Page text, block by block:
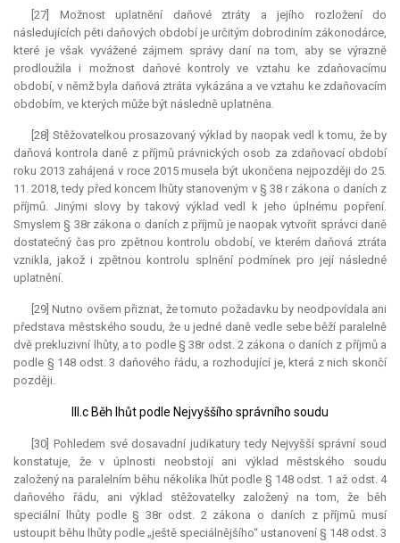
[27] Možnost uplatnění daňové ztráty a jejího rozložení do
následujících pěti daňových období je určitým dobrodiním zákonodárce,
které je však vyvážené zájmem správy daní na tom, aby se výrazně
prodloužila i možnost daňové kontroly ve vztahu ke zdaňovacímu
období, v němž byla daňová ztráta vykázána a ve vztahu ke zdaňovacím
obdobím, ve kterých může být následně uplatněna.
[28] Stěžovatelkou prosazovaný výklad by naopak vedl k tomu, že by
daňová kontrola daně z příjmů právnických osob za zdaňovací období
roku 2013 zahájená v roce 2015 musela být ukončena nejpozději do 25.
11. 2018, tedy před koncem lhůty stanoveným v § 38 r zákona o daních z
příjmů. Jinými slovy by takový výklad vedl k jeho úplnému popření.
Smyslem § 38r zákona o daních z příjmů je naopak vytvořit správci daně
dostatečný čas pro zpětnou kontrolu období, ve kterém daňová ztráta
vznikla, jakož i zpětnou kontrolu splnění podmínek pro její následné
uplatnění.
[29] Nutno ovšem přiznat, že tomuto požadavku by neodpovídala ani
představa městského soudu, že u jedné daně vedle sebe běží paralelně
dvě prekluzivní lhůty, a to podle § 38r odst. 2 zákona o daních z příjmů a
podle § 148 odst. 3 daňového řádu, a rozhodující je, která z nich skončí
později.
III.c Běh lhůt podle Nejvyššího správního soudu
[30] Pohledem své dosavadní judikatury tedy Nejvyšší správní soud
konstatuje, že v úplnosti neobstojí ani výklad městského soudu
založený na paralelním běhu několika lhůt podle § 148 odst. 1 až odst. 4
daňového řádu, ani výklad stěžovatelky založený na tom, že běh
speciální lhůty podle § 38r odst. 2 zákona o daních z příjmů musí
ustoupit běhu lhůty podle „ještě speciálnějšího“ ustanovení § 148 odst. 3